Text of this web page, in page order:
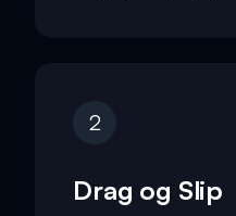
2
Drag og Slip